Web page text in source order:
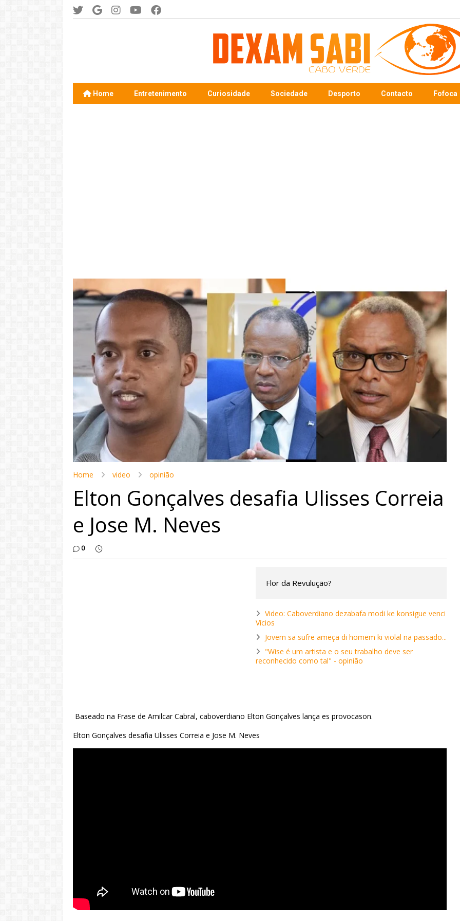
Home Entretenimento Curiosidade Sociedade Desporto Contacto Fofoca
Home video opinião
Elton Gonçalves desafia Ulisses Correia
e Jose M. Neves
0
Flor da Revulução?
Video: Caboverdiano dezabafa modi ke konsigue venci
Vícios
Jovem sa sufre ameça di homem ki violal na passado...
"Wise é um artista e o seu trabalho deve ser
reconhecido como tal" - opinião
Baseado na Frase de Amilcar Cabral, caboverdiano Elton Gonçalves lança es provocason.
Elton Gonçalves desafia Ulisses Correia e Jose M. Neves
Video: "Tem pessoas ki sa
larga Cabo Verde pa vivi
vida pior na Portugal" -
Dezabafo
LER MAIS
Video: Tininho conquista
Josslyn em direto...
Video: Mãe e Pai
surpreendido na Cabo
Verde. Es ka sa speraba
LER MAIS